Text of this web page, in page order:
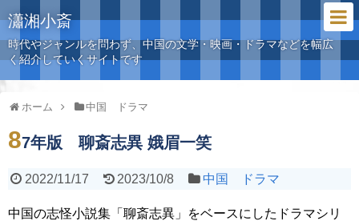
瀟湘小斎
時代やジャンルを問わず、中国の文学・映画・ドラマなどを幅広
く紹介していくサイトです
ホーム 中国 ドラマ
87年版 聊斎志異 娥眉一笑
2022/11/17 2023/10/8 中国 ドラマ
中国の志怪小説集「聊斎志異」をベースにしたドラマシリ